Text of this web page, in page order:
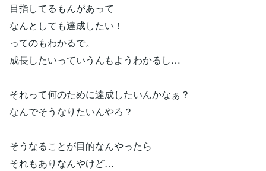
目指してるもんがあって
なんとしても達成したい！
ってのもわかるで。
成長したいっていうんもようわかるし…
それって何のために達成したいんかなぁ？
なんでそうなりたいんやろ？
そうなることが目的なんやったら
それもありなんやけど…